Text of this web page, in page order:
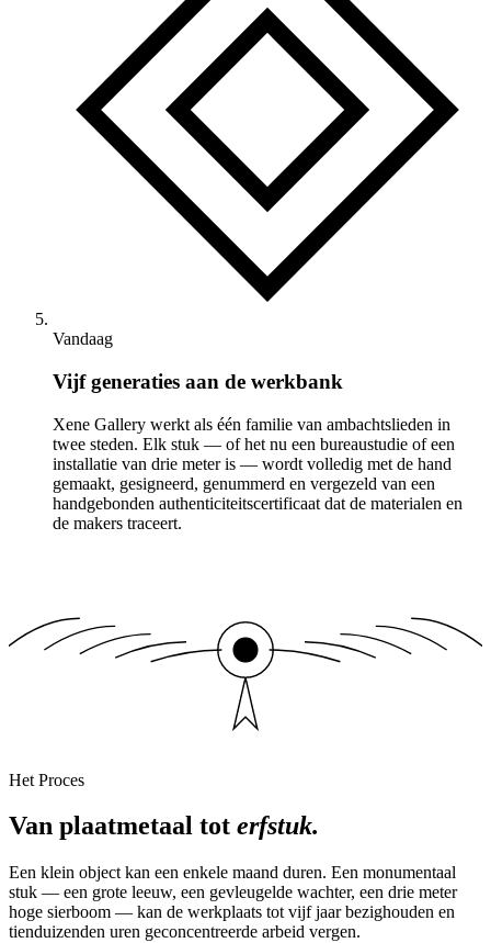
Vandaag
Vijf generaties aan de werkbank
Xene Gallery werkt als één familie van ambachtslieden in
twee steden. Elk stuk — of het nu een bureaustudie of een
installatie van drie meter is — wordt volledig met de hand
gemaakt, gesigneerd, genummerd en vergezeld van een
handgebonden authenticiteitscertificaat dat de materialen en
de makers traceert.
Het Proces
Van plaatmetaal tot erfstuk.
Een klein object kan een enkele maand duren. Een monumentaal
stuk — een grote leeuw, een gevleugelde wachter, een drie meter
hoge sierboom — kan de werkplaats tot vijf jaar bezighouden en
tienduizenden uren geconcentreerde arbeid vergen.